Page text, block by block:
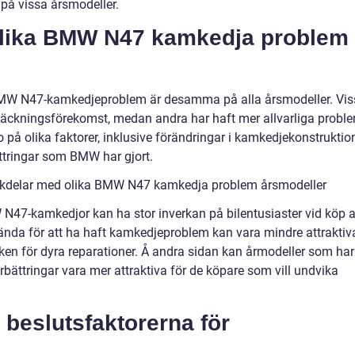
vissa årsmodeller.
BMW N47 kamkedja problem
N47-kamkedjeproblem är desamma på alla årsmodeller.
medan andra har haft mer allvarliga
på olika faktorer, inklusive förändringar i
som BMW har gjort.
med olika BMW N47 kamkedja problem årsmodeller
kamkedjor kan ha stor inverkan på bilentusiaster vid köp
för att ha haft kamkedjeproblem kan vara mindre
för dyra reparationer. Å andra sidan kan årmodeller som har
vara mer attraktiva för de köpare som vill undvika
beslutsfaktorerna för